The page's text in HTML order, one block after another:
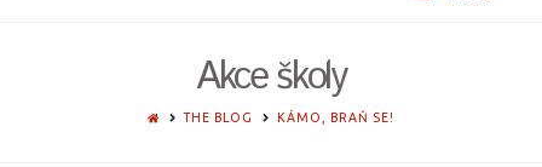
Akce školy
HOMETHE BLOG KÁMO, BRAŇ SE!